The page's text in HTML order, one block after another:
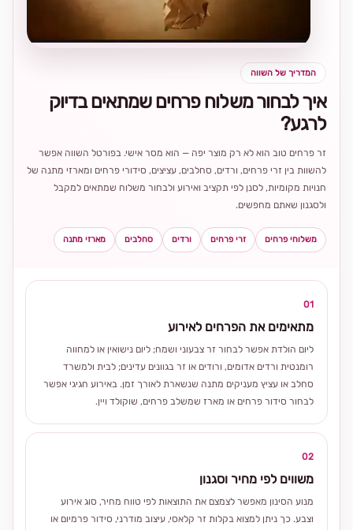
המדריך של השווה
איך לבחור משלוח פרחים שמתאים בדיוק
לרגע?
זר פרחים טוב הוא לא רק מוצר יפה — הוא מסר אישי. בפורטל השווה אפשר
להשוות בין זרי פרחים, ורדים, סחלבים, עציצים, סידורי פרחים ומארזי מתנה של
חנויות מקומיות, לסנן לפי תקציב ואירוע ולבחור משלוח שמתאים למקבל
ולסגנון שאתם מחפשים.
משלוחי פרחים זרי פרחים ורדים סחלבים מארזי מתנה
01
מתאימים את הפרחים לאירוע
ליום הולדת אפשר לבחור זר צבעוני ושמח; ליום נישואין או למחווה
רומנטית ורדים אדומים, ורודים או זר בגוונים עדינים; לבית ולמשרד
סחלב או עציץ מעניקים מתנה שנשארת לאורך זמן. באירוע חגיגי אפשר
לבחור סידור פרחים או מארז שמשלב פרחים, שוקולד ויין.
02
משווים לפי מחיר וסגנון
מנוע הסינון מאפשר לצמצם את התוצאות לפי טווח מחיר, סוג אירוע
וצבע. כך ניתן למצוא בקלות זר קלאסי, עיצוב מודרני, סידור פרמיום או